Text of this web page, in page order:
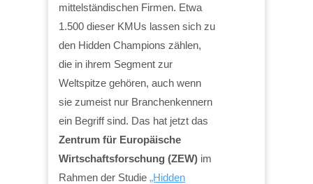
mittelständischen Firmen. Etwa
1.500 dieser KMUs lassen sich zu
den Hidden Champions zählen,
die in ihrem Segment zur
Weltspitze gehören, auch wenn
sie zumeist nur Branchenkennern
ein Begriff sind. Das hat jetzt das
Zentrum für Europäische
Wirtschaftsforschung (ZEW) im
Rahmen der Studie „Hidden